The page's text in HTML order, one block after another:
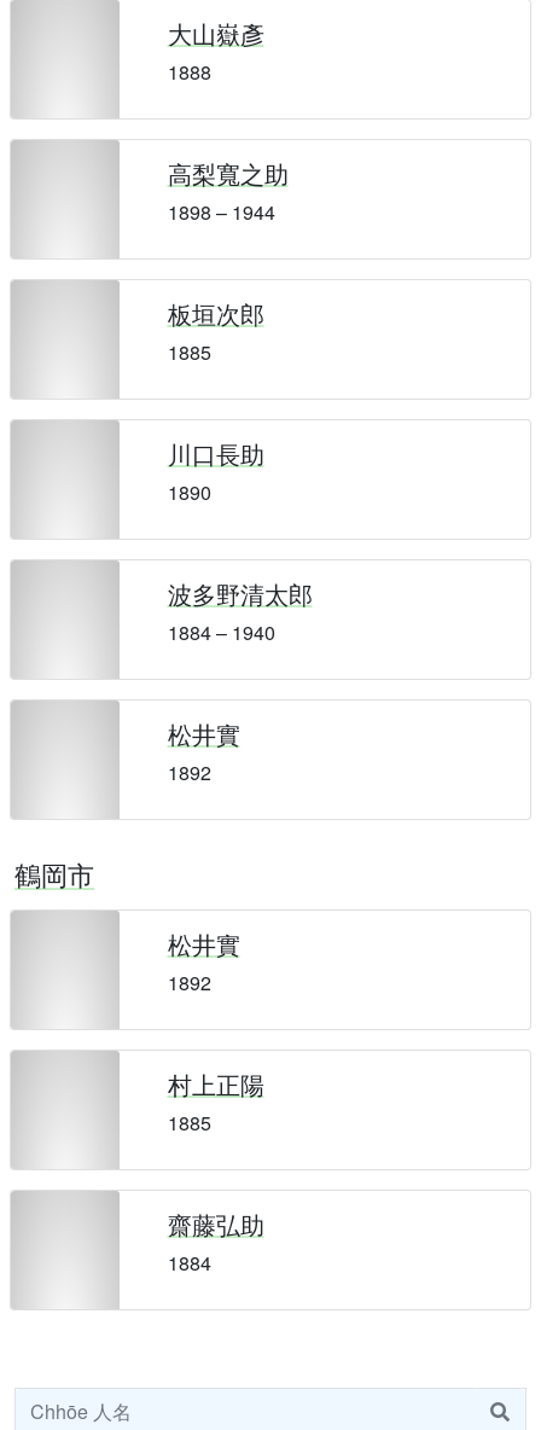
大山嶽彥
1888
高梨寬之助
1898 – 1944
板垣次郎
1885
川口長助
1890
波多野清太郎
1884 – 1940
松井實
1892
鶴岡市
松井實
1892
村上正陽
1885
齋藤弘助
1884